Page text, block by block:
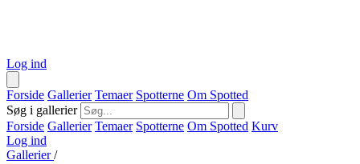
Log ind
Forside Gallerier Temaer Spotterne Om Spotted
Søg i gallerier
Forside Gallerier Temaer Spotterne Om Spotted Kurv
Log ind
Gallerier/